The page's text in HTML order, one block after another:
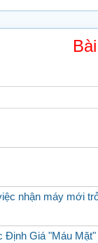
nhận máy mới
Định Giá "Máu